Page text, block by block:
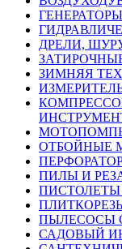
ГЕНЕРАТОРЫ
ДРЕЛИ,
ЗИМНЯЯ
ОТБОЙНЫЕ
ПИЛЫ И
ПИСТОЛЕТЫ
ПЫЛЕСОСЫ
САДОВЫЙ